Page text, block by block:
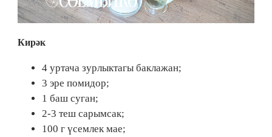
Кирәк
4 уртача зурлыктагы баклажан;
3 эре помидор;
1 баш суган;
2-3 теш сарымсак;
100 г үсемлек мае;